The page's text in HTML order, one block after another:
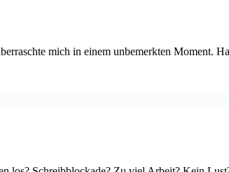
mich in einem unbemerkten Moment.